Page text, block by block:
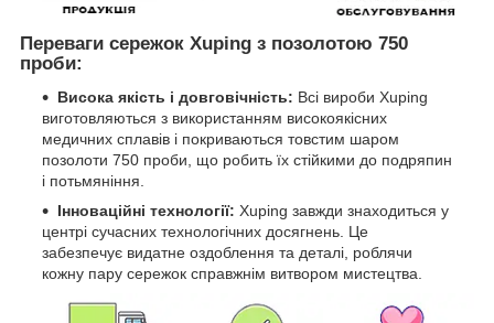
Переваги сережок Xuping з позолотою 750
проби:
Висока якість і довговічність: Всі вироби Xuping
виготовляються з використанням високоякісних
медичних сплавів і покриваються товстим шаром
позолоти 750 проби, що робить їх стійкими до подряпин
і потьмяніння.
Інноваційні технології: Xuping завжди знаходиться у
центрі сучасних технологічних досягнень. Це
забезпечує видатне оздоблення та деталі, роблячи
кожну пару сережок справжнім витвором мистецтва.